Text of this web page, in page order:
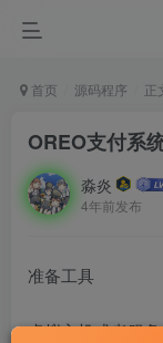
首页 源码程序 正
OREO支付系
淼炎
4年前发布
准备工具
虚拟主机或者服